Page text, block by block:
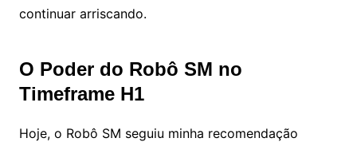
continuar arriscando.
O Poder do Robô SM no
Timeframe H1
Hoje, o Robô SM seguiu minha recomendação